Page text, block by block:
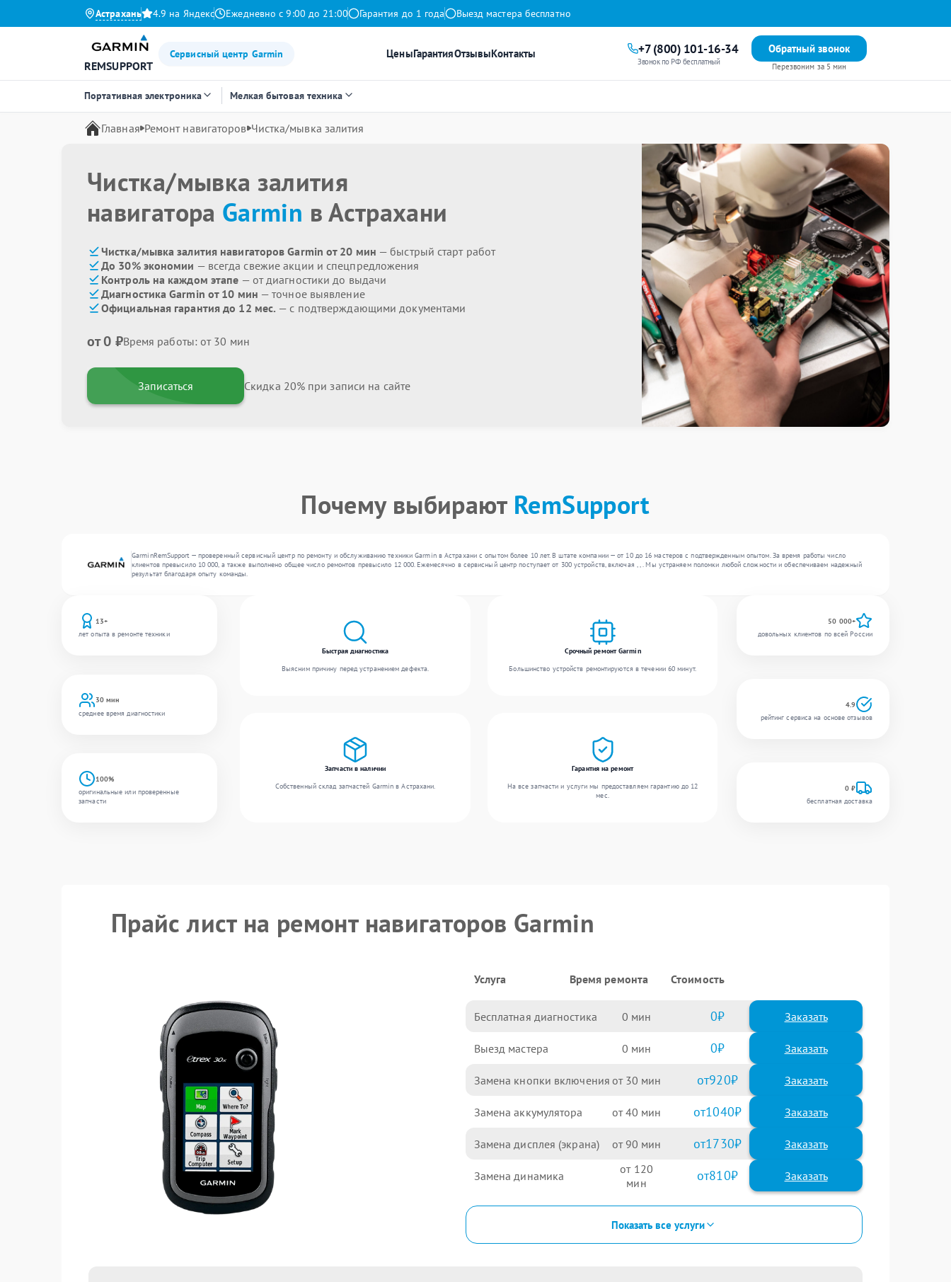
Астрахань 4.9 на Яндекс Ежедневно с 9:00 до 21:00 Гарантия до 1 года Выезд мастера бесплатно
REMSUPPORT
Сервисный центр Garmin ЦеныГарантияОтзывыКонтакты +7 (800) 101-16-34
Звонок по РФ бесплатный
Обратный звонок
Перезвоним за 5 мин
Портативная электроника Мелкая бытовая техника
Главная Ремонт навигаторов Чистка/мывка залития
Чистка/мывка залития
навигатора Garmin в Астрахани
Чистка/мывка залития навигаторов Garmin от 20 мин — быстрый старт работ
До 30% экономии — всегда свежие акции и спецпредложения
Контроль на каждом этапе — от диагностики до выдачи
Диагностика Garmin от 10 мин — точное выявление
Официальная гарантия до 12 мес. — с подтверждающими документами
от 0 ₽Время работы: от 30 мин
Записаться Скидка 20% при записи на сайте
Почему выбирают RemSupport
GarminRemSupport — проверенный сервисный центр по ремонту и обслуживанию техники Garmin в Астрахани с опытом более 10 лет. В штате компании — от 10 до 16 мастеров с подтвержденным опытом. За время работы число
клиентов превысило 10 000, а также выполнено общее число ремонтов превысило 12 000. Ежемесячно в сервисный центр поступает от 300 устройств, включая , , . Мы устраняем поломки любой сложности и обеспечиваем надежный
результат благодаря опыту команды.
13+
лет опыта в ремонте техники
30 мин
среднее время диагностики
100%
оригинальные или проверенные
запчасти
Быстрая диагностика
Выясним причину перед устранением дефекта.
Срочный ремонт Garmin
Большинство устройств ремонтируются в течении 60 минут.
Запчасти в наличии
Собственный склад запчастей Garmin в Астрахани.
Гарантия на ремонт
На все запчасти и услуги мы предоставляем гарантию до 12
мес.
50 000+
довольных клиентов по всей России
4.9
рейтинг сервиса на основе отзывов
0 ₽
бесплатная доставка
Прайс лист на ремонт навигаторов Garmin
Услуга Время ремонта Стоимость
Бесплатная диагностика 0 0 Заказать
Выезд мастера 0 0 Заказать
Замена кнопки включения 30 920
Замена аккумулятора 40 1040
Замена дисплея (экрана) 90 1730
Замена динамика 120 810
Показать все услуги